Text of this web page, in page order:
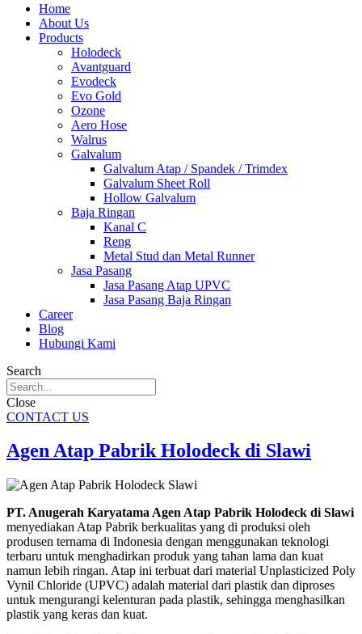
Home
About Us
Products
Holodeck
Avantguard
Evodeck
Evo Gold
Ozone
Aero Hose
Walrus
Galvalum
Galvalum Atap / Spandek / Trimdex
Galvalum Sheet Roll
Hollow Galvalum
Baja Ringan
Kanal C
Reng
Metal Stud dan Metal Runner
Jasa Pasang
Jasa Pasang Atap UPVC
Jasa Pasang Baja Ringan
Career
Blog
Hubungi Kami
Search
Close
CONTACT US
Agen Atap Pabrik Holodeck di Slawi
PT. Anugerah Karyatama Agen Atap Pabrik Holodeck di Slawi
menyediakan Atap Pabrik berkualitas yang di produksi oleh
produsen ternama di Indonesia dengan menggunakan teknologi
terbaru untuk menghadirkan produk yang tahan lama dan kuat
namun lebih ringan. Atap ini terbuat dari material Unplasticized Poly
Vynil Chloride (UPVC) adalah material dari plastik dan diproses
untuk mengurangi kelenturan pada plastik, sehingga menghasilkan
plastik yang keras dan kuat.